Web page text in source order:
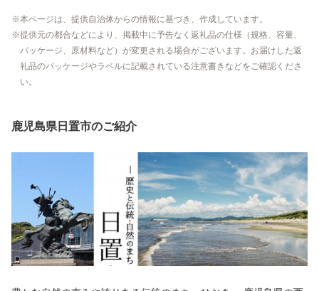
本ページは、提供自治体からの情報に基づき、作成しています。
提供元の都合などにより、掲載中に予告なく返礼品の仕様（規格、容量、
パッケージ、原材料など）が変更される場合がございます。お届けした返
礼品のパッケージやラベルに記載されている注意書きなどをご確認くださ
い。
鹿児島県日置市のご紹介